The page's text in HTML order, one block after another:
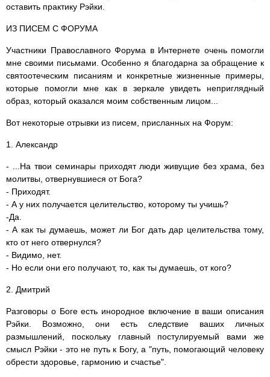
оставить практику Рэйки.
ИЗ ПИСЕМ С ФОРУМА
Участники Православного Форума в Интернете очень помогли
мне своими письмами. Особенно я благодарна за обращение к
святоотеческим писаниям и конкретные жизненные примеры,
которые помогли мне как в зеркале увидеть неприглядный
образ, который оказался моим собственным лицом...
Вот некоторые отрывки из писем, присланных на Форум:
1. Александр
- ...На твои семинары приходят люди живущие без храма, без
молитвы, отвернувшиеся от Бога?
- Приходят.
- А у них получается целительство, которому ты учишь?
-Да.
- А как ты думаешь, может ли Бог дать дар целительства тому,
кто от него отвернулся?
- Видимо, нет.
- Но если они его получают, то, как ты думаешь, от кого?
2. Дмитрий
Разговоры о Боге есть инородное включение в ваши описания
Рэйки. Возможно, они есть следствие ваших личных
размышлений, поскольку главный постулируемый вами же
смысл Рэйки - это не путь к Богу, а "путь, помогающий человеку
обрести здоровье, гармонию и счастье".